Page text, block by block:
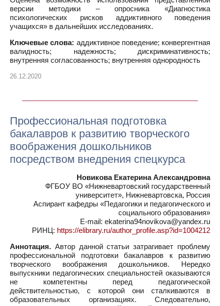
версии методики – опросника «Диагностика
психологических рисков аддиктивного поведения
учащихся» в дальнейших исследованиях.
Ключевые слова: аддиктивное поведение; конвергентная
валидность; надежность; дискриминативность;
внутренняя согласованность; внутренняя однородность
26.12.2020
Профессиональная подготовка
бакалавров к развитию творческого
воображения дошкольников
посредством внедрения спецкурса
Новикова Екатерина Александровна
ФГБОУ ВО «Нижневартовский государственный
университет», Нижневартовска, Россия
Аспирант кафедры «Педагогики и педагогического и
социального образования»
E-mail: ekaterina94novikova@yandex.ru
РИНЦ: https://elibrary.ru/author_profile.asp?id=1004212
Аннотация. Автор данной статьи затрагивает проблему
профессиональной подготовки бакалавров к развитию
творческого воображения дошкольников. Нередко
выпускники педагогических специальностей оказываются
не компетентны перед педагогической
действительностью, с которой они сталкиваются в
образовательных организациях. Следовательно,